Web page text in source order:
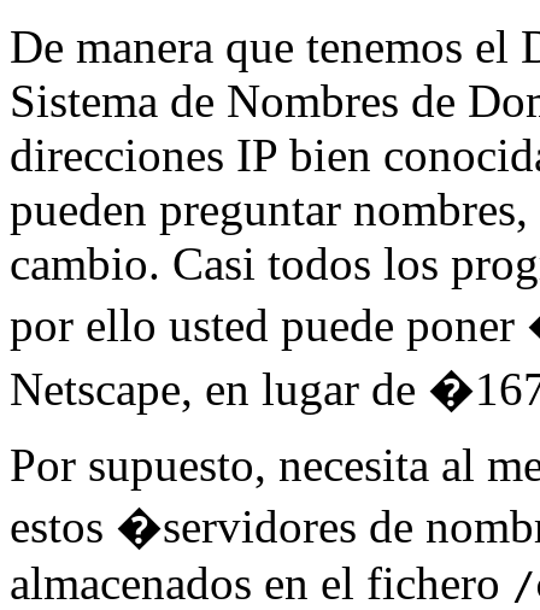
De manera que tenemos
Sistema de Nombres de
direcciones IP bien
pueden preguntar
cambio. Casi todos los
por ello usted puede
Netscape, en lugar de
Por supuesto, necesita al
estos �servidores de
almacenados en el fichero /